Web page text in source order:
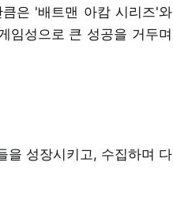
은 '배트맨 아캄 시리즈'와
임성으로 큰 성공을 거두며
을 성장시키고, 수집하며 다